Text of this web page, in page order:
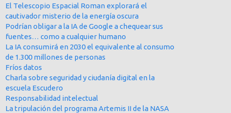
El Telescopio Espacial Roman explorará el
cautivador misterio de la energía oscura
Podrían obligar a la IA de Google a chequear sus
fuentes… como a cualquier humano
La IA consumirá en 2030 el equivalente al consumo
de 1.300 millones de personas
Fríos datos
Charla sobre seguridad y ciudanía digital en la
escuela Escudero
Responsabilidad intelectual
La tripulación del programa Artemis II de la NASA